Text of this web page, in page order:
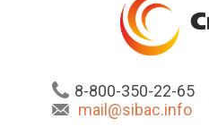
8-800-350-22-65
mail@sibac.info